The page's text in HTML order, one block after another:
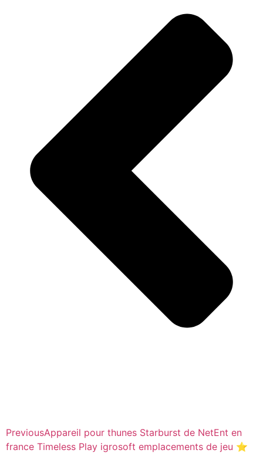
PreviousAppareil pour thunes Starburst de NetEnt en
france Timeless Play igrosoft emplacements de jeu ⭐